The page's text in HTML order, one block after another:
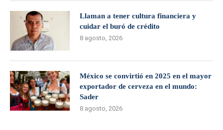
Llaman a tener cultura financiera y
cuidar el buró de crédito
8 agosto, 2026
México se convirtió en 2025 en el mayor
exportador de cerveza en el mundo:
Sader
8 agosto, 2026